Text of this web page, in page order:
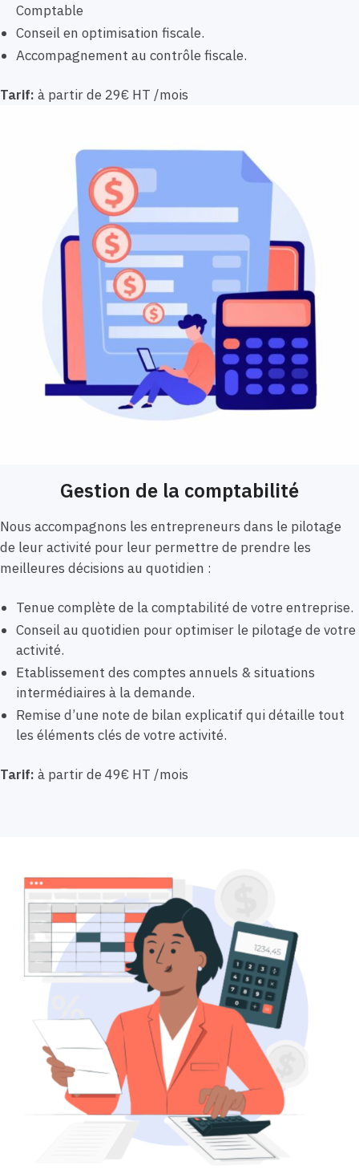
Comptable
Conseil en optimisation fiscale.
Accompagnement au contrôle fiscale.
Tarif: à partir de 29€ HT /mois
Gestion de la comptabilité
Nous accompagnons les entrepreneurs dans le pilotage
de leur activité pour leur permettre de prendre les
meilleures décisions au quotidien :
Tenue complète de la comptabilité de votre entreprise.
Conseil au quotidien pour optimiser le pilotage de votre
activité.
Etablissement des comptes annuels & situations
intermédiaires à la demande.
Remise d’une note de bilan explicatif qui détaille tout
les éléments clés de votre activité.
Tarif: à partir de 49€ HT /mois